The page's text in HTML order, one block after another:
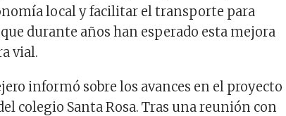
local y facilitar el transporte para
durante años han esperado esta mejora
vial.
informó sobre los avances en el proyecto
colegio Santa Rosa. Tras una reunión con